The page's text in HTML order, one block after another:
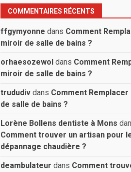
COMMENTAIRES RÉCENTS
ffgymyonne dans Comment
miroir de salle de bains ?
orhaesozewol dans Comment
miroir de salle de bains ?
trududiv dans Comment
de salle de bains ?
Lorène Bollens dentiste à Mons
Comment trouver un artisan pour
dépannage chaudière ?
deambulateur dans Comment